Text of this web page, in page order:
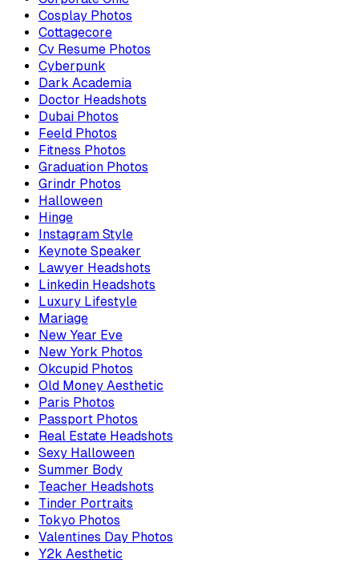
Cosplay Photos
Cottagecore
Cv Resume Photos
Cyberpunk
Dark Academia
Doctor Headshots
Dubai Photos
Feeld Photos
Fitness Photos
Graduation Photos
Grindr Photos
Halloween
Hinge
Instagram Style
Keynote Speaker
Lawyer Headshots
Linkedin Headshots
Luxury Lifestyle
Mariage
New Year Eve
New York Photos
Okcupid Photos
Old Money Aesthetic
Paris Photos
Passport Photos
Real Estate Headshots
Sexy Halloween
Summer Body
Teacher Headshots
Tinder Portraits
Tokyo Photos
Valentines Day Photos
Y2k Aesthetic